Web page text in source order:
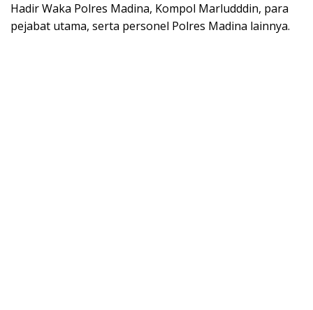
Hadir Waka Polres Madina, Kompol Marludddin, para
pejabat utama, serta personel Polres Madina lainnya.